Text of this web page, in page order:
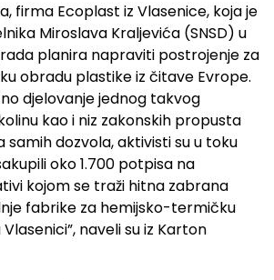
firma Ecoplast iz Vlasenice, koja je
Miroslava Kraljevića (SNSD) u
planira napraviti postrojenje za
obradu plastike iz čitave Evrope.
djelovanje jednog takvog
kao i niz zakonskih propusta
samih dozvola, aktivisti su u toku
oko 1.700 potpisa na
kojom se traži hitna zabrana
fabrike za hemijsko-termičku
naveli su iz Karton